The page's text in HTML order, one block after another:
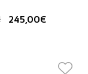
245,00€